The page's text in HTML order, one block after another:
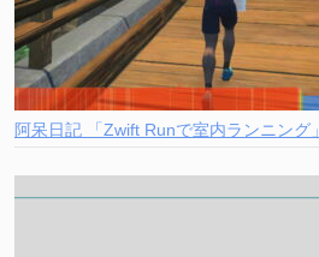
阿呆日記 「Zwift Runで室内ランニング」